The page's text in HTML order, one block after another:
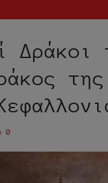
Δράκοι
0